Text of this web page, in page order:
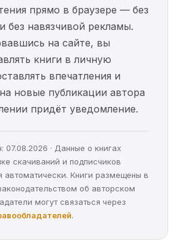
прямо в браузере — без
без навязчивой рекламы.
на сайте, вы
книги в личную
впечатления и
новые публикации автора
придёт уведомление.
07.08.2026 · Данные о книгах
скачиваний и подписчиков
автоматически. Книги размещены в
об авторском
могут связаться через
.